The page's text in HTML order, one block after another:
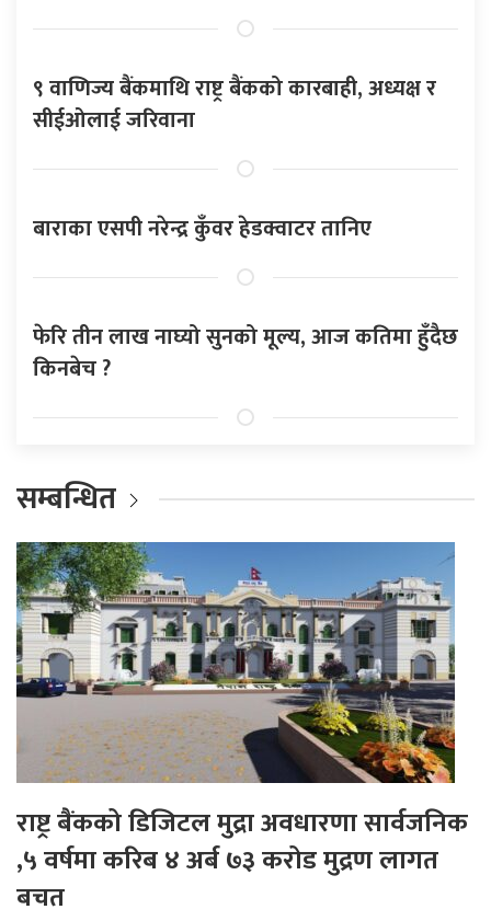
९ वाणिज्य बैंकमाथि राष्ट्र बैंकको कारबाही, अध्यक्ष र
सीईओलाई जरिवाना
बाराका एसपी नरेन्द्र कुँवर हेडक्वाटर तानिए
फेरि तीन लाख नाघ्यो सुनको मूल्य, आज कतिमा हुँदैछ
किनबेच ?
सम्बन्धित
राष्ट्र बैंकको डिजिटल मुद्रा अवधारणा सार्वजनिक
,५ वर्षमा करिब ४ अर्ब ७३ करोड मुद्रण लागत
बचत